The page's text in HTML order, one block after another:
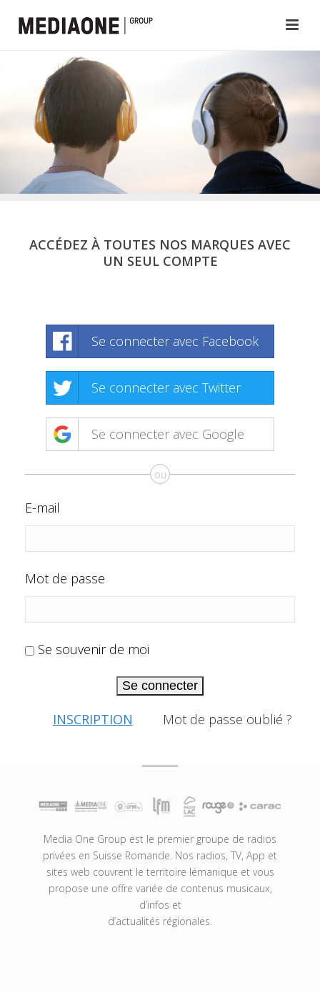
ACCÉDEZ À TOUTES NOS MARQUES AVEC
UN SEUL COMPTE
Se connecter avec Facebook
Se connecter avec Twitter
Se connecter avec Google
ou
E-mail
Mot de passe
Se souvenir de moi
Se connecter
INSCRIPTION Mot de passe oublié ?
Media One Group est le premier groupe de radios
privées en Suisse Romande. Nos radios, TV, App et
sites web couvrent le territoire lémanique et vous
propose une offre variée de contenus musicaux,
d’infos et
d’actualités régionales.